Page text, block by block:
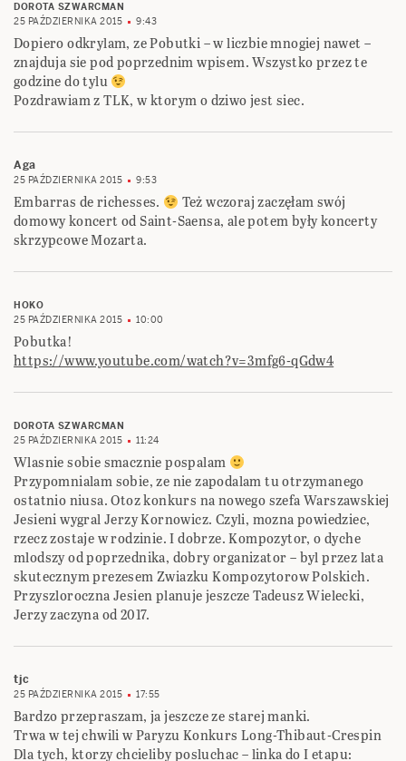
DOROTA SZWARCMAN
25 PAŹDZIERNIKA 2015
9:43
Dopiero odkrylam, ze Pobutki – w liczbie mnogiej nawet –
znajduja sie pod poprzednim wpisem. Wszystko przez te
godzine do tylu
Pozdrawiam z TLK, w ktorym o dziwo jest siec.
Aga
25 PAŹDZIERNIKA 2015 9:53
Embarras de richesses.
Też wczoraj zaczęłam swój
domowy koncert od Saint-Saensa, ale potem były koncerty
skrzypcowe Mozarta.
HOKO
25 PAŹDZIERNIKA 2015
10:00
Pobutka!
https://www.youtube.com/watch?v=3mfg6-qGdw4
DOROTA SZWARCMAN
25 PAŹDZIERNIKA 2015
11:24
Wlasnie sobie smacznie pospalam
Przypomnialam sobie, ze nie zapodalam tu otrzymanego
ostatnio niusa. Otoz konkurs na nowego szefa Warszawskiej
Jesieni wygral Jerzy Kornowicz. Czyli, mozna powiedziec,
rzecz zostaje w rodzinie. I dobrze. Kompozytor, o dyche
mlodszy od poprzednika, dobry organizator – byl przez lata
skutecznym prezesem Zwiazku Kompozytorow Polskich.
Przyszloroczna Jesien planuje jeszcze Tadeusz Wielecki,
Jerzy zaczyna od 2017.
tjc
25 PAŹDZIERNIKA 2015 17:55
Bardzo przepraszam, ja jeszcze ze starej manki.
Trwa w tej chwili w Paryzu Konkurs Long-Thibaut-Crespin
Dla tych, ktorzy chcieliby posluchac – linka do I etapu: